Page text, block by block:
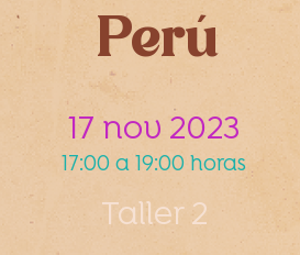
Perú
17 nov 2023
17:00 a 19:00 horas
Taller 2